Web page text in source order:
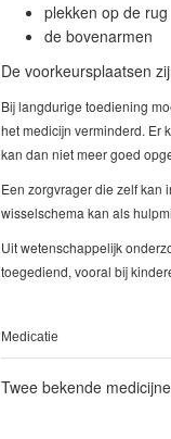
plekken op de rug
de bovenarmen
De voorkeursplaatsen
Bij langdurige toediening
het medicijn verminderd. Er
kan dan niet meer goed
Een zorgvrager die zelf kan
wisselschema kan als
Uit wetenschappelijk
toegediend, vooral bij
Medicatie
Twee bekende